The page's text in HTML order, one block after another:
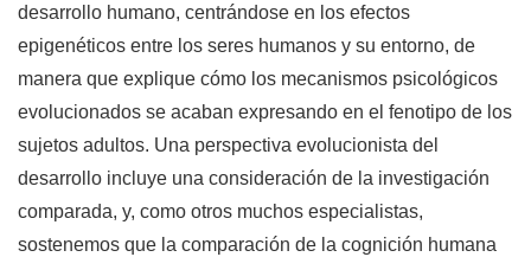
desarrollo humano, centrándose en los efectos
epigenéticos entre los seres humanos y su entorno, de
manera que explique cómo los mecanismos psicológicos
evolucionados se acaban expresando en el fenotipo de los
sujetos adultos. Una perspectiva evolucionista del
desarrollo incluye una consideración de la investigación
comparada, y, como otros muchos especialistas,
sostenemos que la comparación de la cognición humana